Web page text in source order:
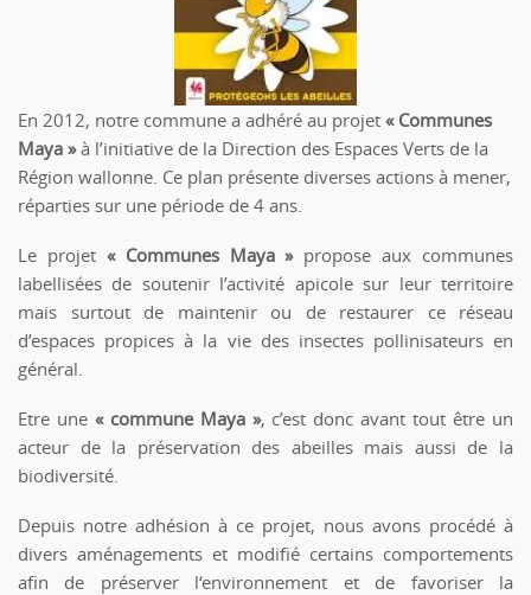
En 2012, notre commune a adhéré au projet « Communes
Maya »à l’initiative de la Direction des Espaces Verts de la
Région wallonne. Ce plan présente diverses actions à mener,
réparties sur une période de 4 ans.
Le projet « Communes Maya » propose aux communes
labellisées de soutenir l’activité apicole sur leur territoire
mais surtout de maintenir ou de restaurer ce réseau
d’espaces propices à la vie des insectes pollinisateurs en
général.
Etre une « commune Maya », c’est donc avant tout être un
acteur de la préservation des abeilles mais aussi de la
biodiversité.
Depuis notre adhésion à ce projet, nous avons procédé à
divers aménagements et modifié certains comportements
afin de préserver l‘environnement et de favoriser la